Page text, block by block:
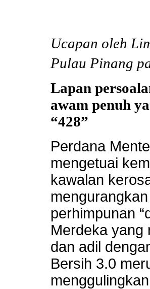
Ucapan oleh
Pulau Pinang
Lapan
awam penuh
“428”
Perdana
mengetuai
kawalan
perhimpunan
Merdeka yang
dan adil
Bersih 3.0